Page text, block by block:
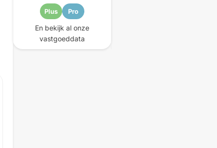
Plus Pro
En bekijk al onze
vastgoeddata